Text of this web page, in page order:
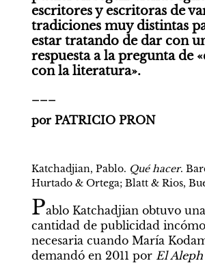
escritores y escritoras de
tradiciones muy distintas
estar tratando de dar con
respuesta a la pregunta de
con la literatura».
por PATRICIO PRON
Katchadjian, Pablo. Qué hacer.
Hurtado & Ortega; Blatt & Rios,
Pablo Katchadjian obtuvo
cantidad de publicidad
necesaria cuando María
demandó en 2011 por El